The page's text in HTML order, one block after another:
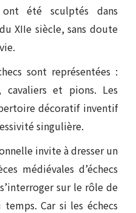
ont été sculptés dans
XIIe siècle, sans doute
sont représentées :
et pions. Les
décoratif inventif
singulière.
invite à dresser un
médiévales d’échecs
sur le rôle de
Car si les échecs